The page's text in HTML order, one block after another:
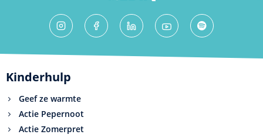
Kinderhulp
Geef ze warmte
Actie Pepernoot
Actie Zomerpret